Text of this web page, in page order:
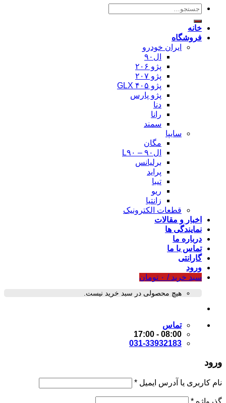
جستجو
خانه
فروشگاه
ایران خودرو
ال۹۰
پژو ۲۰۶
پژو ۲۰۷
پژو ۴۰۵ GLX
پژو پارس
دنا
رانا
سمند
سایپا
مگان
ال۹۰ – L۹۰
برلیانس
پراید
تیبا
ریو
زانتیا
قطعات الکترونیک
اخبار و مقالات
نمایندگی ها
درباره ما
تماس با ما
گارانتی
ورود
سبد خرید / ۰ تومان
هیچ محصولی در سبد خرید نیست.
تماس
08:00 - 17:00
031-33932183
ورود
نام کاربری یا آدرس ایمیل *